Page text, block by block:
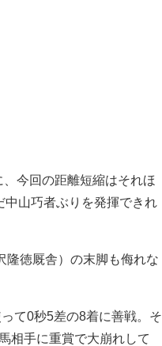
今回の距離短縮はそれほ
中山巧者ぶりを発揮できれ
徳厩舎）の末脚も侮れな
て0秒5差の8着に善戦。そ
相手に重賞で大崩れして